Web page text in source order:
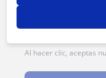
Al hacer clic, aceptas